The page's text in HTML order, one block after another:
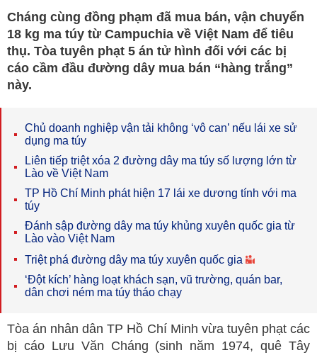
Cháng cùng đồng phạm đã mua bán, vận chuyển
18 kg ma túy từ Campuchia về Việt Nam để tiêu
thụ. Tòa tuyên phạt 5 án tử hình đối với các bị
cáo cầm đầu đường dây mua bán “hàng trắng”
này.
Chủ doanh nghiệp vận tải không ‘vô can’ nếu lái xe sử
dụng ma túy
Liên tiếp triệt xóa 2 đường dây ma túy số lượng lớn từ
Lào về Việt Nam
TP Hồ Chí Minh phát hiện 17 lái xe dương tính với ma
túy
Đánh sập đường dây ma túy khủng xuyên quốc gia từ
Lào vào Việt Nam
Triệt phá đường dây ma túy xuyên quốc gia
‘Đột kích’ hàng loạt khách sạn, vũ trường, quán bar,
dân chơi ném ma túy tháo chạy
Tòa án nhân dân TP Hồ Chí Minh vừa tuyên phạt các
bị cáo Lưu Văn Cháng (sinh năm 1974, quê Tây